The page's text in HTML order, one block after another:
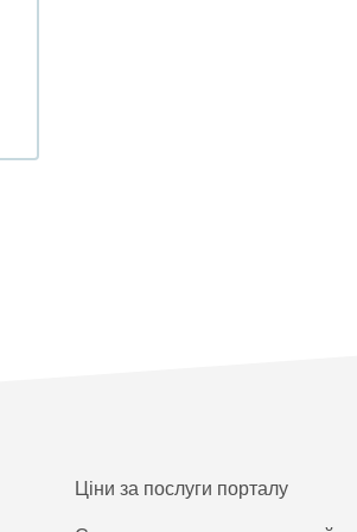
Ціни за послуги порталу